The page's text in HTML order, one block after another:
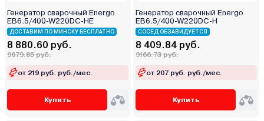
Генератор сварочный Energo
EB6.5/400-W220DC-HE
ДОСТАВИМ ПО МИНСКУ БЕСПЛАТНО
8 880.60 руб.
9679.85 руб.
от 219 руб. руб./мес.
Купить
Генератор сварочный Energo
EB6.5/400-W220DC-H
СОСЕД ОБЗАВИДУЕТСЯ
8 409.84 руб.
9166.73 руб.
от 207 руб. руб./мес.
Купить